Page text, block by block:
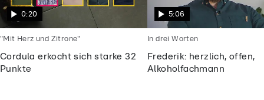
0:20
Cordula erkocht sich starke 32
Punkte
"Mit Herz und Zitrone"
5:06
Frederik: herzlich, offen,
Alkoholfachmann
In drei Worten